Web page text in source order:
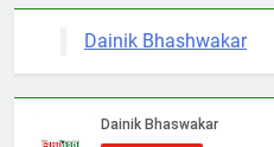
Dainik Bhashwakar